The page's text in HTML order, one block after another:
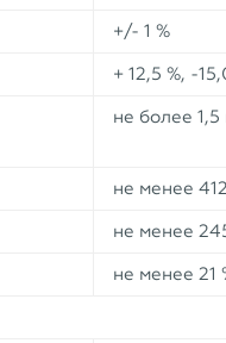
+/- 1 %
+ 12,5 %, -
не более
не менее
не менее
не менее 21